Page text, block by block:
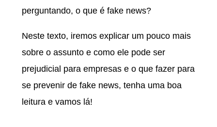
perguntando, o que é fake news?
Neste texto, iremos explicar um pouco mais
sobre o assunto e como ele pode ser
prejudicial para empresas e o que fazer para
se prevenir de fake news, tenha uma boa
leitura e vamos lá!